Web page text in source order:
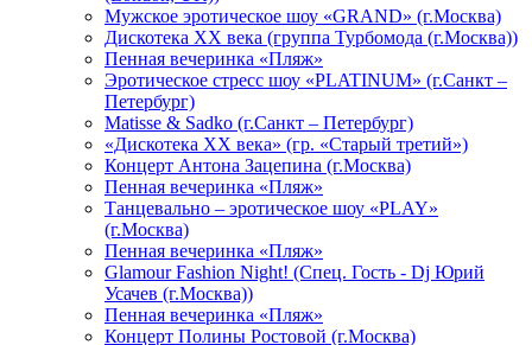
Мужское эротическое шоу «GRAND» (г.Москва)
Дискотека XX века (группа Турбомода (г.Москва))
Пенная вечеринка «Пляж»
Эротическое стресс шоу «PLATINUM» (г.Санкт –
Петербург)
Matisse & Sadko (г.Санкт – Петербург)
«Дискотека ХХ века» (гр. «Старый третий»)
Концерт Антона Зацепина (г.Москва)
Пенная вечеринка «Пляж»
Танцевально – эротическое шоу «PLAY»
(г.Москва)
Пенная вечеринка «Пляж»
Glamour Fashion Night! (Спец. Гость - Dj Юрий
Усачев (г.Москва))
Пенная вечеринка «Пляж»
Концерт Полины Ростовой (г.Москва)